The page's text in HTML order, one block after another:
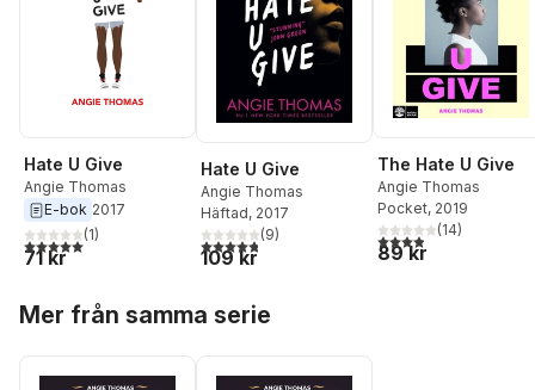
Hate U Give
Angie Thomas
E-bok 2017
5,0utav 5 stjärnor. Totalt antal röster:
(1)
71 kr
Hate U Give
Angie Thomas
Häftad, 2017
4,8utav 5 stjärnor. Totalt antal röster:
(9)
109 kr
The Hate U Give
Angie Thomas
Pocket, 2019
3,9utav 5 stjärnor.
(14)
89 kr
Mer från samma serie